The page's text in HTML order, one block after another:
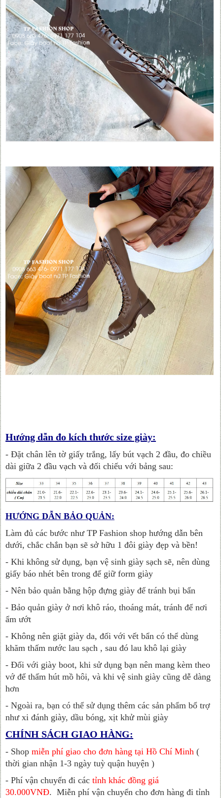
Hướng dẫn đo kích thước size giày:
- Đặt chân lên tờ giấy trắng, lấy bút vạch 2 đầu, đo chiều
dài giữa 2 đầu vạch và đối chiếu với bảng sau:
HƯỚNG DẪN BẢO QUẢN:
Làm đủ các bước như TP Fashion shop hướng dẫn bên
dưới, chắc chắn bạn sẽ sở hữu 1 đôi giày đẹp và bền!
- Khi không sử dụng, bạn vệ sinh giày sạch sẽ, nên dùng
giấy báo nhét bên trong để giữ form giày
- Nên bảo quản bằng hộp đựng giày để tránh bụi bẩn
- Bảo quản giày ở nơi khô ráo, thoáng mát, tránh để nơi
ẩm ướt
- Không nên giặt giày da, đối với vết bẩn có thể dùng
khăm thấm nước lau sạch , sau đó lau khô lại giày
- Đối với giày boot, khi sử dụng bạn nên mang kèm theo
vớ để thấm hút mồ hôi, và khi vệ sinh giày cũng dễ dàng
hơn
- Ngoài ra, bạn có thể sử dụng thêm các sản phẩm bổ trợ
như xi đánh giày, dầu bóng, xịt khử mùi giày
CHÍNH SÁCH GIAO HÀNG:
- Shopmiễn phí giao cho đơn hàng tại Hồ Chí Minh (
thời gian nhận 1-3 ngày tuỳ quận huyện )
- Phí vận chuyển đi cáctỉnh khác đồng giá
30.000VNĐ. Miễn phí vận chuyển cho đơn hàng đi tỉnh